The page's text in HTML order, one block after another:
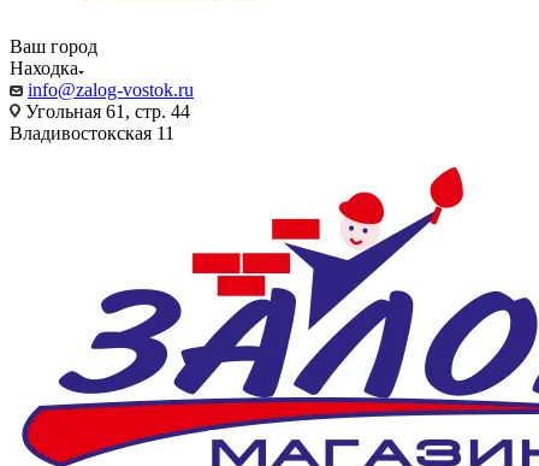
Ваш город
Находка
info@zalog-vostok.ru
Угольная 61, стр. 44
Владивостокская 11